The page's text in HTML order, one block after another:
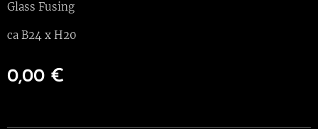
Glass Fusing
ca B24 x H20
0,00 €